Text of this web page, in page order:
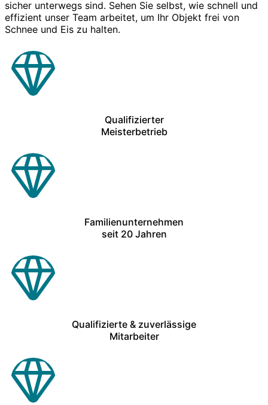
sicher unterwegs sind. Sehen Sie selbst, wie schnell und
effizient unser Team arbeitet, um Ihr Objekt frei von
Schnee und Eis zu halten.
Qualifizierter
Meisterbetrieb
Familienunternehmen
seit 20 Jahren
Qualifizierte & zuverlässige
Mitarbeiter